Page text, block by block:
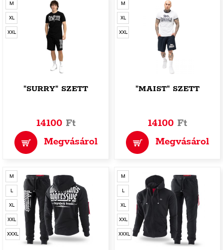
M
XL
XXL
"SURRY" SZETT
14100 Ft
Megvásárol
M
XL
XXL
"MAIST" SZETT
14100 Ft
Megvásárol
M
L
XL
XXL
XXXL
M
L
XL
XXL
XXXL